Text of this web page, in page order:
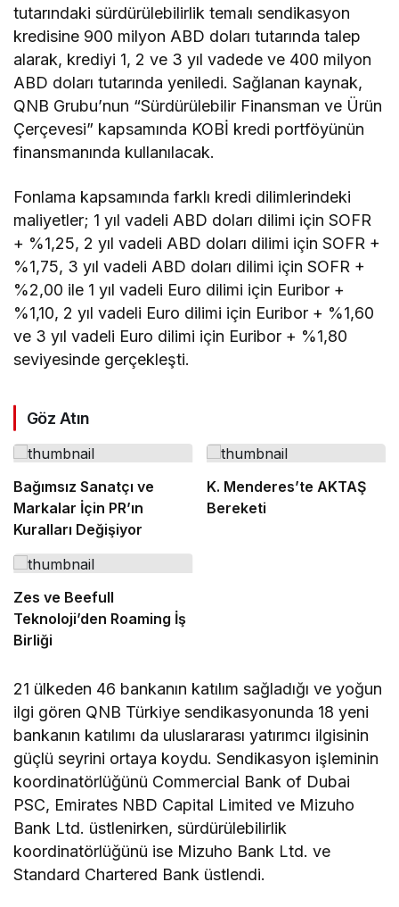
tutarındaki sürdürülebilirlik temalı sendikasyon
kredisine 900 milyon ABD doları tutarında talep
alarak, krediyi 1, 2 ve 3 yıl vadede ve 400 milyon
ABD doları tutarında yeniledi. Sağlanan kaynak,
QNB Grubu’nun “Sürdürülebilir Finansman ve Ürün
Çerçevesi” kapsamında KOBİ kredi portföyünün
finansmanında kullanılacak.
Fonlama kapsamında farklı kredi dilimlerindeki
maliyetler; 1 yıl vadeli ABD doları dilimi için SOFR
+ %1,25, 2 yıl vadeli ABD doları dilimi için SOFR +
%1,75, 3 yıl vadeli ABD doları dilimi için SOFR +
%2,00 ile 1 yıl vadeli Euro dilimi için Euribor +
%1,10, 2 yıl vadeli Euro dilimi için Euribor + %1,60
ve 3 yıl vadeli Euro dilimi için Euribor + %1,80
seviyesinde gerçekleşti.
Göz Atın
Bağımsız Sanatçı ve
Markalar İçin PR’ın
Kuralları Değişiyor
K. Menderes’te AKTAŞ
Bereketi
Zes ve Beefull
Teknoloji’den Roaming İş
Birliği
21 ülkeden 46 bankanın katılım sağladığı ve yoğun
ilgi gören QNB Türkiye sendikasyonunda 18 yeni
bankanın katılımı da uluslararası yatırımcı ilgisinin
güçlü seyrini ortaya koydu. Sendikasyon işleminin
koordinatörlüğünü Commercial Bank of Dubai
PSC, Emirates NBD Capital Limited ve Mizuho
Bank Ltd. üstlenirken, sürdürülebilirlik
koordinatörlüğünü ise Mizuho Bank Ltd. ve
Standard Chartered Bank üstlendi.